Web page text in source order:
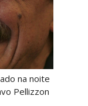
na noite
Pellizzon